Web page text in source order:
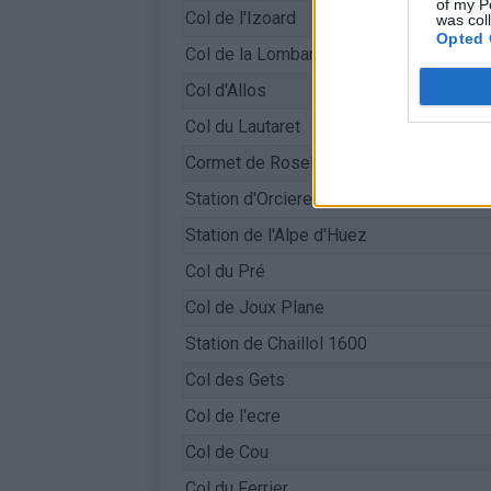
of my
was
Opted
Col de l'Izoard
Col de la Lombarde
Col d'Allos
Col du Lautaret
Cormet de Roselend
Station d'Orcieres Merlette
Station de l'Alpe d'Huez
Col du Pré
Col de Joux Plane
Station de Chaillol 1600
Col des Gets
Col de l'ecre
Col de Cou